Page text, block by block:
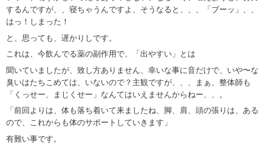
するんですが、、寝ちゃうんですよ、そうなると、、、「ブーッ」、、
はっ！しまった！
と、思っても、遅かりしです。
これは、今飲んでる薬の副作用で、「出やすい」とは
聞いていましたが、致し方ありません、幸いな事に音だけで、いや〜な
臭いはたちこめては、いないので？主観ですが、、、まぁ、整体師も
「くっせー、まじくせー」なんてはいえませんからねー、、。
「前回よりは、体も落ち着いて来ましたね、脚、肩、頭の張りは、ある
ので、これからも体のサポートしていきます」
有難い事です。